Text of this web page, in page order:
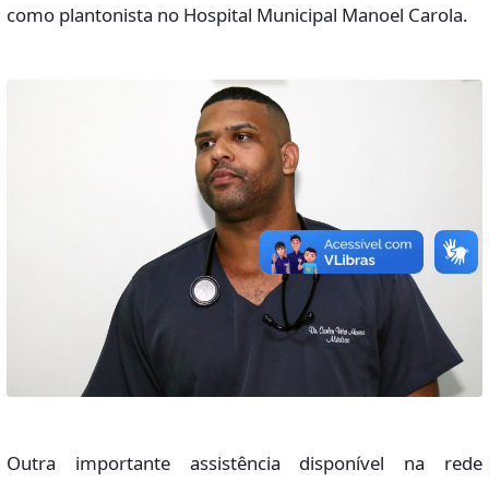
como plantonista no Hospital Municipal Manoel Carola.
Outra importante assistência disponível na rede